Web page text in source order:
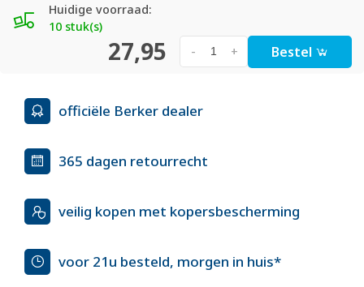
Huidige voorraad:
10 stuk(s)
27,95 +
- Bestel
officiële Berker dealer
365 dagen retourrecht
veilig kopen met kopersbescherming
voor 21u besteld, morgen in huis*